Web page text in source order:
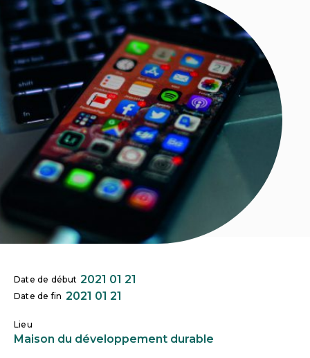
Date de début 2021 01 21
Date de fin 2021 01 21
Lieu
Maison du développement durable